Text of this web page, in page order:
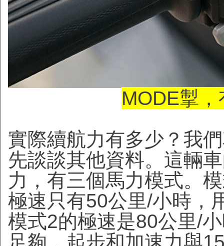
MODE掣
實際續航力有多少？我
先談談其他資料。這輛
力，有三個馬力模式。
極速只有50公里/小時，
模式2的極速是80公里/
足夠，起步和加速力與